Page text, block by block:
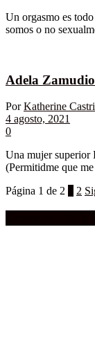
Un orgasmo es
somos o no
Adela Zamudio
Por Katherine
4 agosto, 2021
0
Una mujer superior
(Permitidme que
Página 1 de 2
2